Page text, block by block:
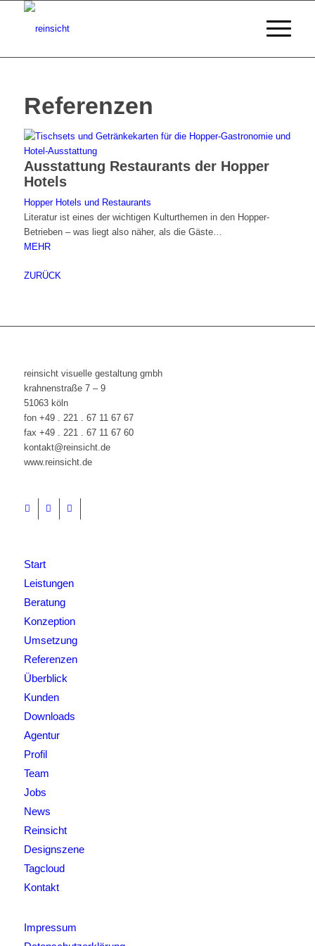
Referenzen
Ausstattung Restaurants der Hopper
Hotels
Hopper Hotels und Restaurants
Literatur ist eines der wichtigen Kulturthemen in den Hopper-
Betrieben – was liegt also näher, als die Gäste…
MEHR
ZURÜCK
reinsicht visuelle gestaltung gmbh
krahnenstraße 7 – 9
51063 köln
fon +49 . 221 . 67 11 67 67
fax +49 . 221 . 67 11 67 60
kontakt@reinsicht.de
www.reinsicht.de
Start
Leistungen
Beratung
Konzeption
Umsetzung
Referenzen
Überblick
Kunden
Downloads
Agentur
Profil
Team
Jobs
News
Reinsicht
Designszene
Tagcloud
Kontakt
Impressum